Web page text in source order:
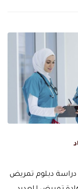
دراسة دبلوم تمريض